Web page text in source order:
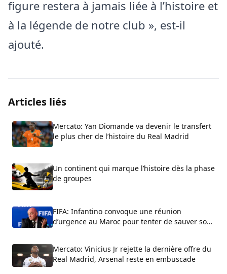
figure restera à jamais liée à l’histoire et
à la légende de notre club », est-il
ajouté.
Articles liés
Mercato: Yan Diomande va devenir le transfert
le plus cher de l’histoire du Real Madrid
Un continent qui marque l’histoire dès la phase
de groupes
FIFA: Infantino convoque une réunion
d’urgence au Maroc pour tenter de sauver son
Mercato: Vinicius Jr rejette la dernière offre du
Real Madrid, Arsenal reste en embuscade